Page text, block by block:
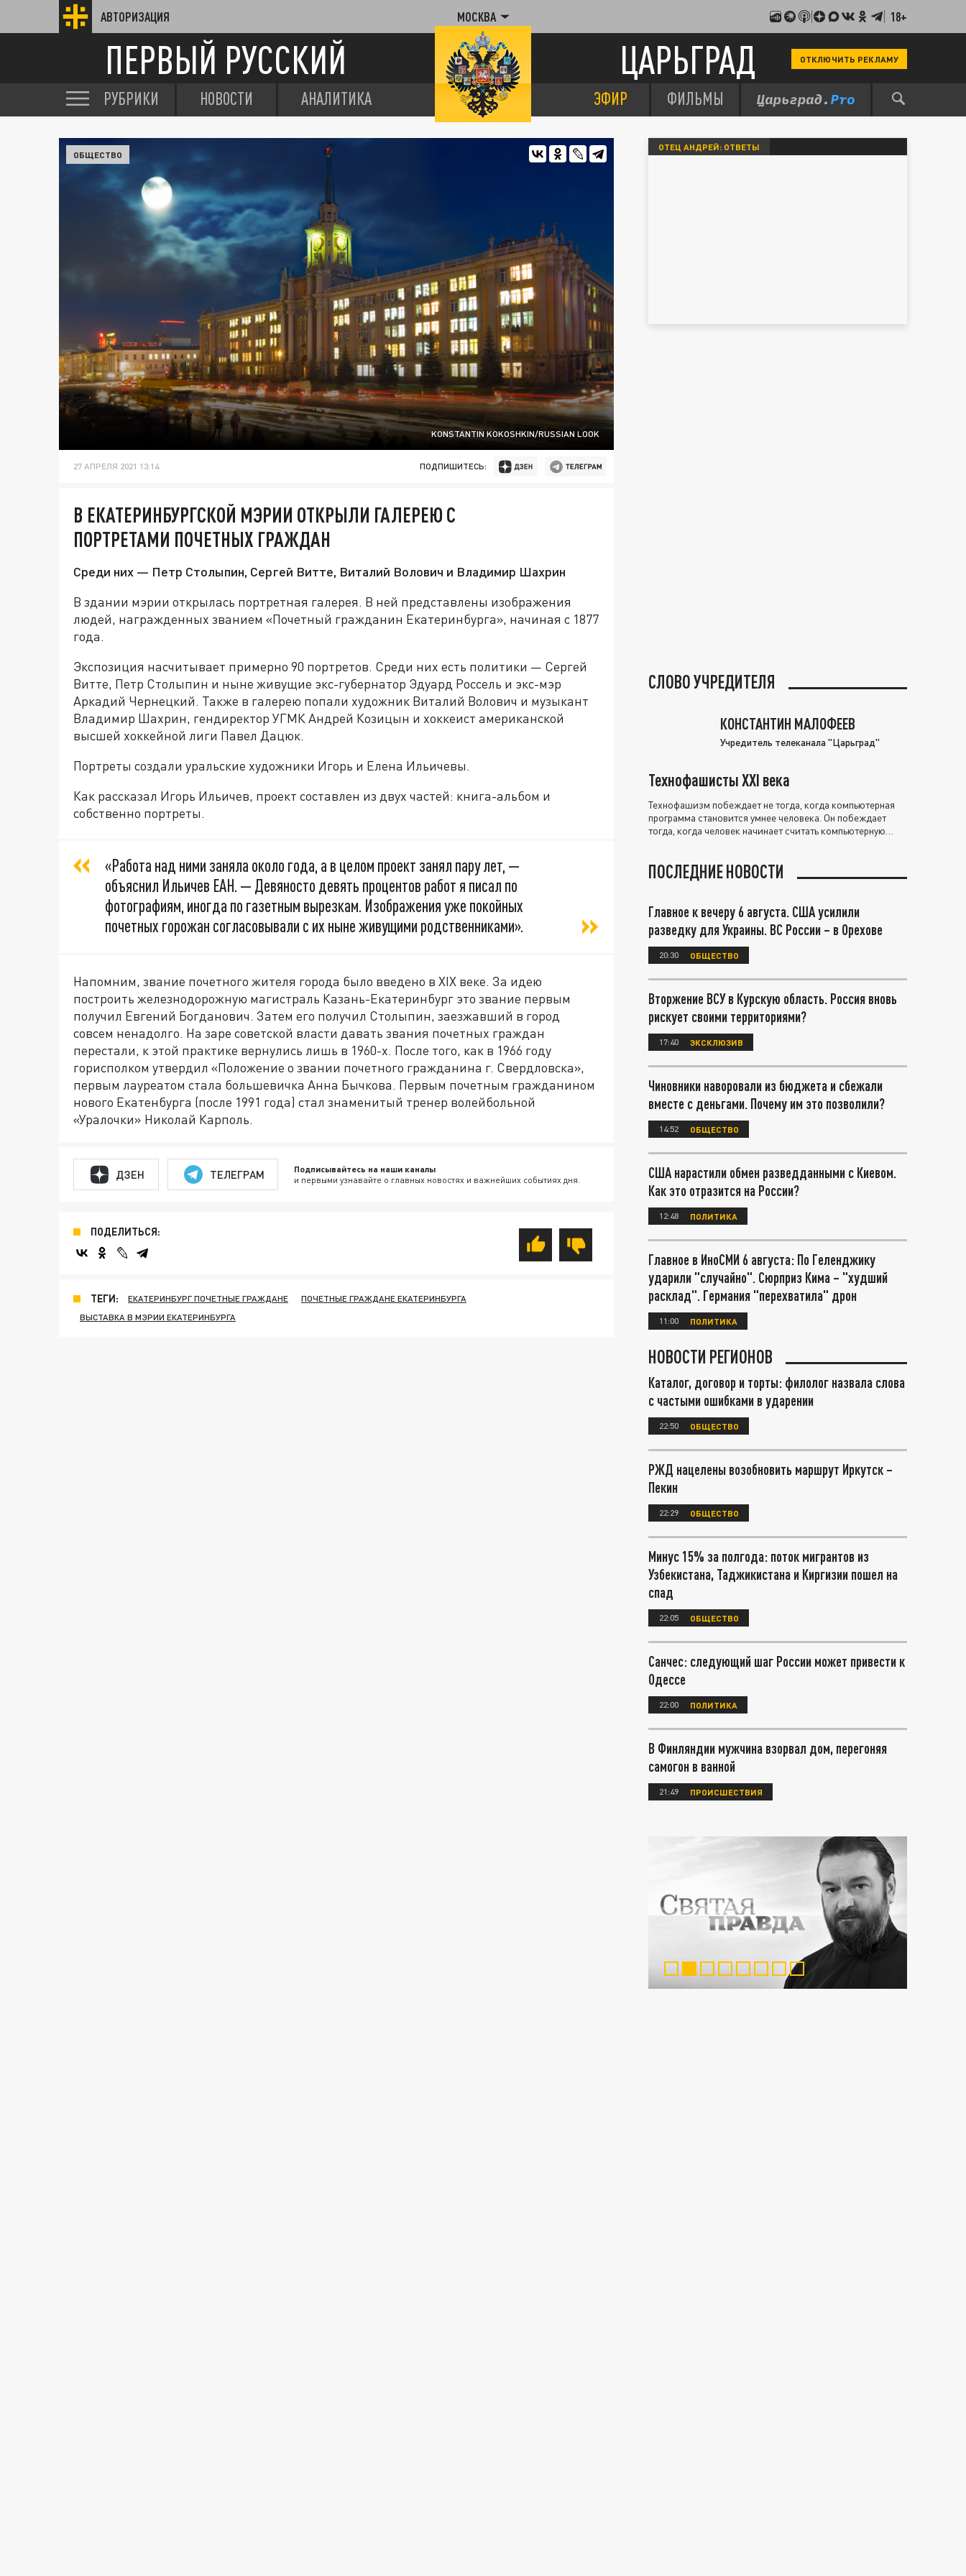
АВТОРИЗАЦИЯ МОСКВА 18+
ПЕРВЫЙ РУССКИЙ ЦАРЬГРАД ОТКЛЮЧИТЬ РЕКЛАМУ
РУБРИКИ НОВОСТИ АНАЛИТИКА ЭФИР ФИЛЬМЫ
KONSTANTIN KOKOSHKIN/RUSSIAN LOOK
ОБЩЕСТВО
27 АПРЕЛЯ 2021 13:14 ПОДПИШИТЕСЬ:
В ЕКАТЕРИНБУРГСКОЙ МЭРИИ ОТКРЫЛИ ГАЛЕРЕЮ С
ПОРТРЕТАМИ ПОЧЕТНЫХ ГРАЖДАН
Среди них — Петр Столыпин, Сергей Витте, Виталий Волович и Владимир Шахрин
В здании мэрии открылась портретная галерея. В ней представлены изображения
людей, награжденных званием «Почетный гражданин Екатеринбурга», начиная с 1877
года.
Экспозиция насчитывает примерно 90 портретов. Среди них есть политики — Сергей
Витте, Петр Столыпин и ныне живущие экс-губернатор Эдуард Россель и экс-мэр
Аркадий Чернецкий. Также в галерею попали художник Виталий Волович и музыкант
Владимир Шахрин, гендиректор УГМК Андрей Козицын и хоккеист американской
высшей хоккейной лиги Павел Дацюк.
Портреты создали уральские художники Игорь и Елена Ильичевы.
Как рассказал Игорь Ильичев, проект составлен из двух частей: книга-альбом и
собственно портреты.
«Работа над ними заняла около года, а в целом проект занял пару лет, —
объяснил Ильичев ЕАН. — Девяносто девять процентов работ я писал по
фотографиям, иногда по газетным вырезкам. Изображения уже покойных
почетных горожан согласовывали с их ныне живущими родственниками».
Напомним, звание почетного жителя города было введено в XIX веке. За идею
построить железнодорожную магистраль Казань-Екатеринбург это звание первым
получил Евгений Богданович. Затем его получил Столыпин, заезжавший в город
совсем ненадолго. На заре советской власти давать звания почетных граждан
перестали, к этой практике вернулись лишь в 1960-х. После того, как в 1966 году
горисполком утвердил «Положение о звании почетного гражданина г. Свердловска»,
первым лауреатом стала большевичка Анна Бычкова. Первым почетным гражданином
нового Екатенбурга (после 1991 года) стал знаменитый тренер волейбольной
«Уралочки» Николай Карполь.
ДЗЕН ТЕЛЕГРАМ Подписывайтесь на наши каналы
и первыми узнавайте о главных новостях и важнейших событиях дня.
ПОДЕЛИТЬСЯ:
ТЕГИ: ЕКАТЕРИНБУРГ ПОЧЕТНЫЕ ГРАЖДАНЕ
ПОЧЕТНЫЕ ГРАЖДАНЕ ЕКАТЕРИНБУРГА
ВЫСТАВКА В МЭРИИ ЕКАТЕРИНБУРГА
ОТЕЦ АНДРЕЙ: ОТВЕТЫ
СЛОВО УЧРЕДИТЕЛЯ
КОНСТАНТИН МАЛОФЕЕВ
Учредитель телеканала "Царьград"
Технофашисты XXI века
Технофашизм побеждает не тогда, когда компьютерная
программа становится умнее человека. Он побеждает
тогда, когда человек начинает считать компьютерную
ПОСЛЕДНИЕ НОВОСТИ
Главное к вечеру 6 августа. США усилили
разведку для Украины. ВС России – в Орехове
20:30 ОБЩЕСТВО
Вторжение ВСУ в Курскую область. Россия вновь
рискует своими территориями?
17:40 ЭКСКЛЮЗИВ
Чиновники наворовали из бюджета и сбежали
вместе с деньгами. Почему им это позволили?
14:52 ОБЩЕСТВО
США нарастили обмен разведданными с Киевом.
Как это отразится на России?
12:48 ПОЛИТИКА
Главное в ИноСМИ 6 августа: По Геленджику
ударили "случайно". Сюрприз Кима – "худший
расклад". Германия "перехватила" дрон
11:00 ПОЛИТИКА
НОВОСТИ РЕГИОНОВ
Каталог, договор и торты: филолог назвала слова
с частыми ошибками в ударении
22:50 ОБЩЕСТВО
РЖД нацелены возобновить маршрут Иркутск –
Пекин
22:29 ОБЩЕСТВО
Минус 15% за полгода: поток мигрантов из
Узбекистана, Таджикистана и Киргизии пошел на
спад
22:05 ОБЩЕСТВО
Санчес: следующий шаг России может привести к
Одессе
22:00 ПОЛИТИКА
В Финляндии мужчина взорвал дом, перегоняя
самогон в ванной
21:49 ПРОИСШЕСТВИЯ